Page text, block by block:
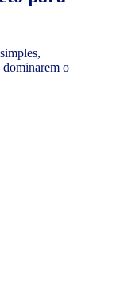
dominarem o